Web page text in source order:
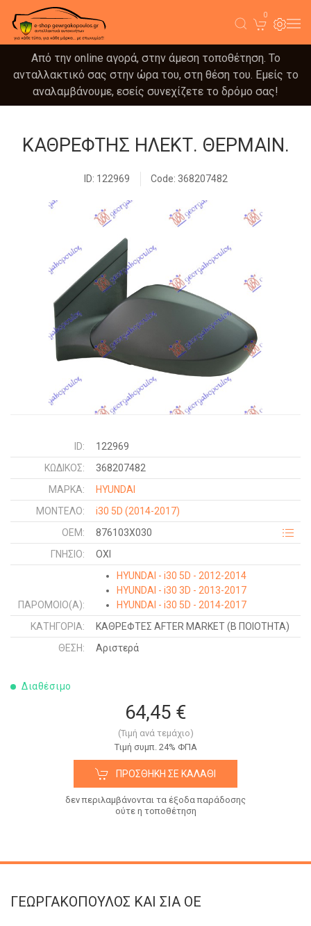
0
Από την online αγορά, στην άμεση τοποθέτηση. Το
ανταλλακτικό σας στην ώρα του, στη θέση του. Εμείς το
αναλαμβάνουμε, εσείς συνεχίζετε το δρόμο σας!
ΚΑΘΡΕΦΤΗΣ ΗΛΕΚΤ. ΘΕΡΜΑΙΝ.
ID: 122969 Code: 368207482
ID:
122969
ΚΩΔΙΚΌΣ:
368207482
ΜΑΡΚΑ:
HYUNDAI
ΜΟΝΤΕΛΟ:
i30 5D (2014-2017)
OEM:
876103X030
ΓΝΉΣΙΟ:
ΟΧΙ
ΠΑΡΌΜΟΙΟ(Α):
HYUNDAI - i30 5D - 2012-2014
HYUNDAI - i30 3D - 2013-2017
HYUNDAI - i30 5D - 2014-2017
ΚΑΤΗΓΟΡΊΑ:
ΚΑΘΡΕΦΤΕΣ AFTER MARKET (Β ΠΟΙΟΤΗΤΑ)
ΘΈΣΗ:
Αριστερά
Διαθέσιμο
64,45 €
(Τιμή ανά τεμάχιο)
Tιμή συμπ. 24% ΦΠΑ
ΠΡΟΣΘΉΚΗ ΣΕ ΚΑΛΆΘΙ
δεν περιλαμβάνονται τα έξοδα παράδοσης
ούτε η τοποθέτηση
ΓΕΩΡΓΑΚΟΠΟΥΛΟΣ KAI ΣΙΑ OE